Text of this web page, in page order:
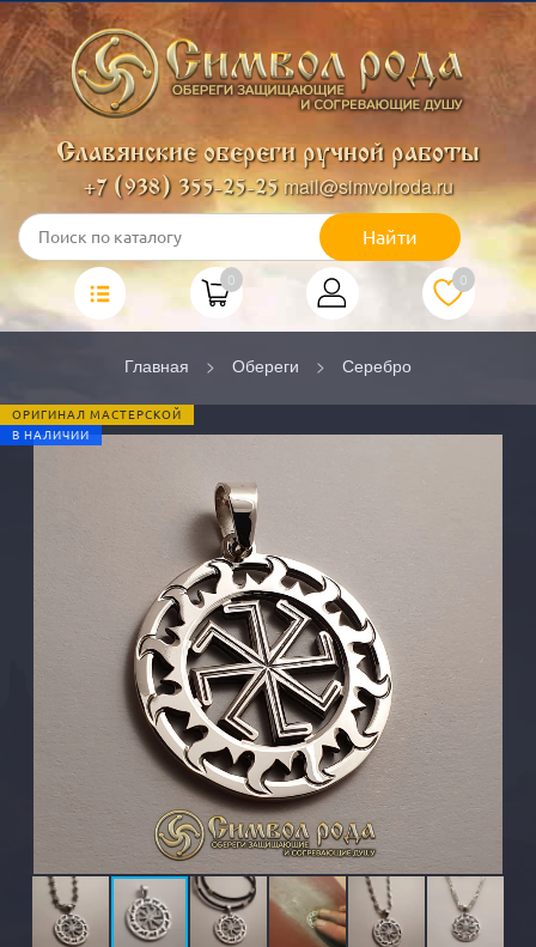
Славянские обереги ручной работы
+7 (938) 355-25-25 mail@simvolroda.ru
Найти
0 0
Главная Обереги Серебро
ОРИГИНАЛ МАСТЕРСКОЙ
В НАЛИЧИИ